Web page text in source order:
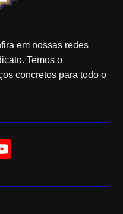
em nossas redes
Temos o
concretos para todo o
u